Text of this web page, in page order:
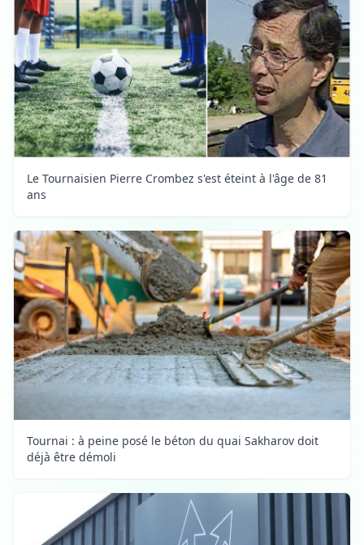
Le Tournaisien Pierre Crombez s'est éteint à l'âge de 81
ans
Tournai : à peine posé le béton du quai Sakharov doit
déjà être démoli